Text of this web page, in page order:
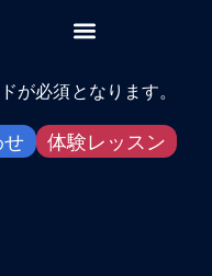
が必須となります。
せ 体験レッスン